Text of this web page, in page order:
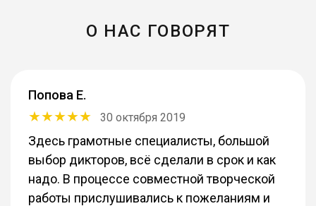
О НАС ГОВОРЯТ
Попова Е.
30 октября 2019
Здесь грамотные специалисты, большой
выбор дикторов, всё сделали в срок и как
надо. В процессе совместной творческой
работы прислушивались к пожеланиям и